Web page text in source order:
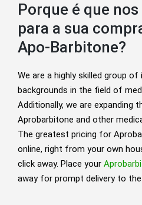
Porque é que
para a sua
Apo-Barbitone?
We are a highly skilled group
backgrounds in the field of
Additionally, we are expanding
Aprobarbitone and other
The greatest pricing for
online, right from your own
click away. Place your
away for prompt delivery to the